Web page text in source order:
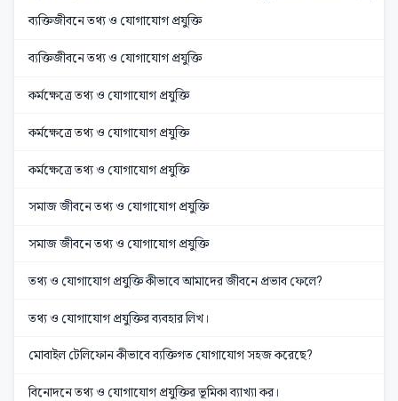
ব্যক্তিজীবনে তথ্য ও যোগাযোগ প্রযুক্তি
ব্যক্তিজীবনে তথ্য ও যোগাযোগ প্রযুক্তি
কর্মক্ষেত্রে তথ্য ও যোগাযোগ প্রযুক্তি
কর্মক্ষেত্রে তথ্য ও যোগাযোগ প্রযুক্তি
কর্মক্ষেত্রে তথ্য ও যোগাযোগ প্রযুক্তি
সমাজ জীবনে তথ্য ও যোগাযোগ প্রযুক্তি
সমাজ জীবনে তথ্য ও যোগাযোগ প্রযুক্তি
তথ্য ও যোগাযোগ প্রযুক্তি কীভাবে আমাদের জীবনে প্রভাব ফেলে?
তথ্য ও যোগাযোগ প্রযুক্তির ব্যবহার লিখ।
মোবাইল টেলিফোন কীভাবে ব্যক্তিগত যোগাযোগ সহজ করেছে?
বিনোদনে তথ্য ও যোগাযোগ প্রযুক্তির ভূমিকা ব্যাখ্যা কর।